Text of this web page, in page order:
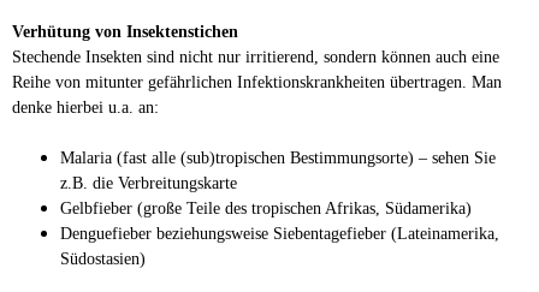
Verhütung von Insektenstichen
Stechende Insekten sind nicht nur irritierend, sondern können auch eine
Reihe von mitunter gefährlichen Infektionskrankheiten übertragen. Man
denke hierbei u.a. an:
Malaria (fast alle (sub)tropischen Bestimmungsorte) – sehen Sie
z.B. die Verbreitungskarte
Gelbfieber (große Teile des tropischen Afrikas, Südamerika)
Denguefieber beziehungsweise Siebentagefieber (Lateinamerika,
Südostasien)